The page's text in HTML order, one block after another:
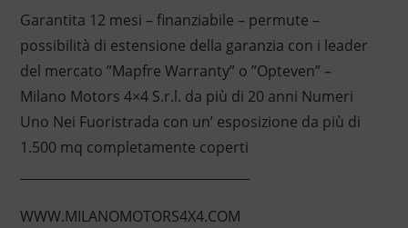
Garantita 12 mesi – finanziabile – permute –
possibilità di estensione della garanzia con i leader
del mercato ”Mapfre Warranty” o ”Opteven” –
Milano Motors 4×4 S.r.l. da più di 20 anni Numeri
Uno Nei Fuoristrada con un’ esposizione da più di
1.500 mq completamente coperti
WWW.MILANOMOTORS4X4.COM